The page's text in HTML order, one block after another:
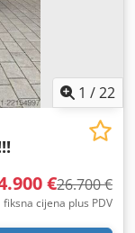
1 /22
€26.700 €
fiksna cijena plus PDV